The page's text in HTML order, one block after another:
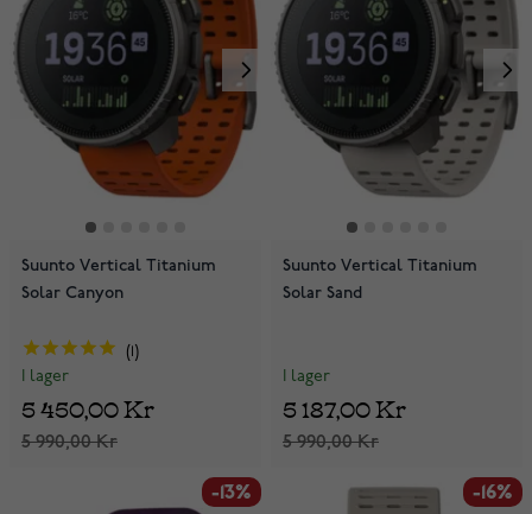
Suunto Vertical Titanium
Solar Canyon
I lager
5 990,00 Kr
5 450,00 Kr
Suunto Vertical Titanium
Solar Sand
I lager
5 990,00 Kr
5 187,00 Kr
-13% -16%